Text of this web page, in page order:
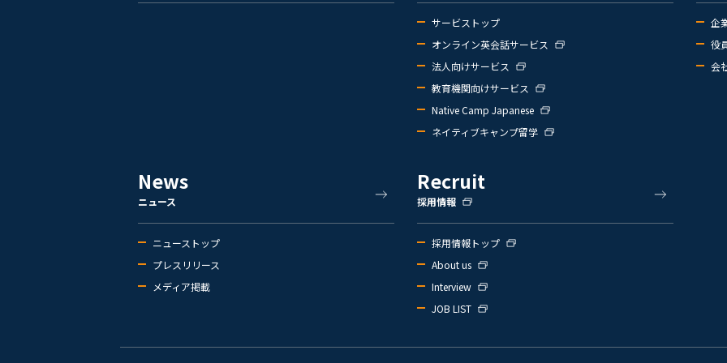
サービストップ
オンライン英会話サービス
法人向けサービス
教育機関向けサービス
Native Camp Japanese
ネイティブキャンプ留学
企
役
会
News
ニュース
ニューストップ
プレスリリース
メディア掲載
Recruit
採用情報
採用情報トップ
About us
Interview
JOB LIST